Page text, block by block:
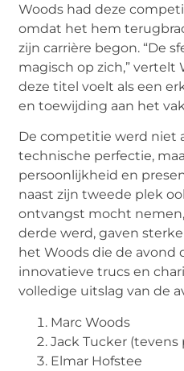
Woods had deze
omdat het hem
zijn carrière begon. “De
magisch op zich,” vertelt
deze titel voelt als een
en toewijding aan het
De competitie werd niet
technische perfectie,
persoonlijkheid en
naast zijn tweede plek
ontvangst mocht
derde werd, gaven
het Woods die de avond
innovatieve trucs en
volledige uitslag van de
Marc Woods
Jack Tucker (tevens
Elmar Hofstee